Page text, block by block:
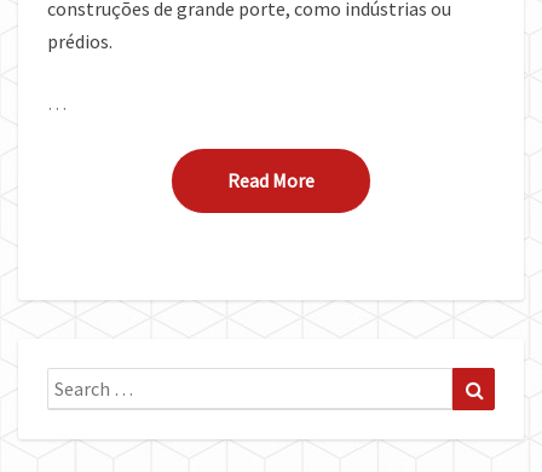
construções de grande porte, como indústrias ou
prédios.
…
Read MoreRead More
Search
for: